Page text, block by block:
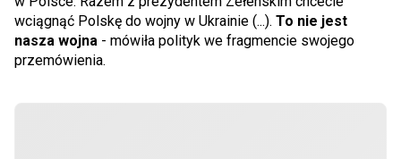
wciągnąć Polskę do wojny w Ukrainie (...). To nie jest
nasza wojna - mówiła polityk we fragmencie swojego
przemówienia.